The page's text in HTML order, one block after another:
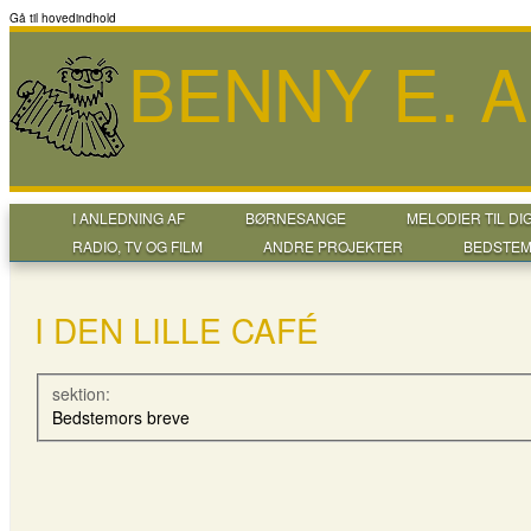
Gå til hovedindhold
BENNY E.
I ANLEDNING AF BØRNESANGE
MELODIER TIL
RADIO, TV OG FILM
ANDRE PROJEKTER
I DEN LILLE CAFÉ
sektion:
Bedstemors breve